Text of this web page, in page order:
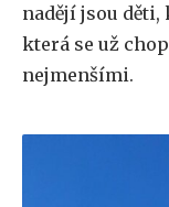
nadějí jsou děti,
která se už
nejmenšími.